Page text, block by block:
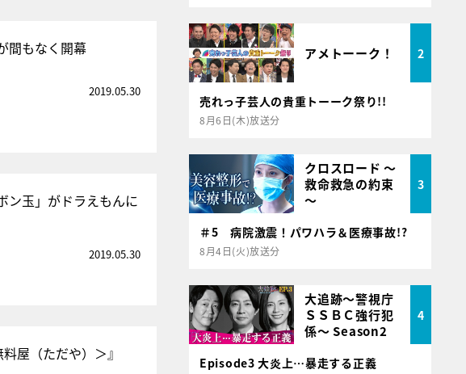
間もなく開幕
2019.05.30
ン玉」がドラえもんに
2019.05.30
屋（ただや）＞』
アメトーーク！ 2
売れっ子芸人の貴重トーーク祭り!!
8月6日(木)放送分
クロスロード ～
救命救急の約束
～
3
＃5 病院激震！パワハラ＆医療事故!?
8月4日(火)放送分
大追跡～警視庁
ＳＳＢＣ強行犯
係～ Season2
4
Episode3 大炎上…暴走する正義